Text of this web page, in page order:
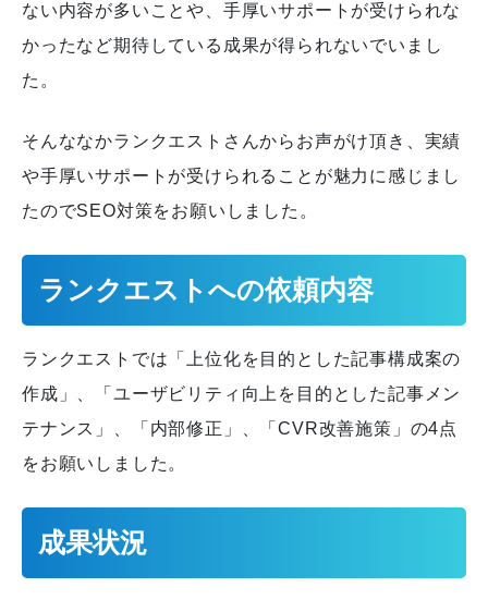
ない内容が多いことや、手厚いサポートが受けられな
かったなど期待している成果が得られないでいまし
た。
そんななかランクエストさんからお声がけ頂き、実績
や手厚いサポートが受けられることが魅力に感じまし
たのでSEO対策をお願いしました。
ランクエストへの依頼内容
ランクエストでは「上位化を目的とした記事構成案の
作成」、「ユーザビリティ向上を目的とした記事メン
テナンス」、「内部修正」、「CVR改善施策」の4点
をお願いしました。
成果状況